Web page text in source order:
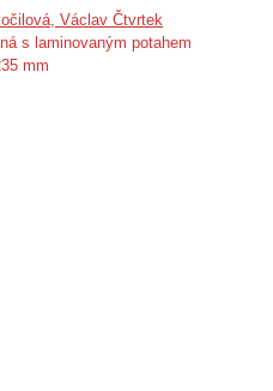
Václav Čtvrtek
s laminovaným potahem
mm